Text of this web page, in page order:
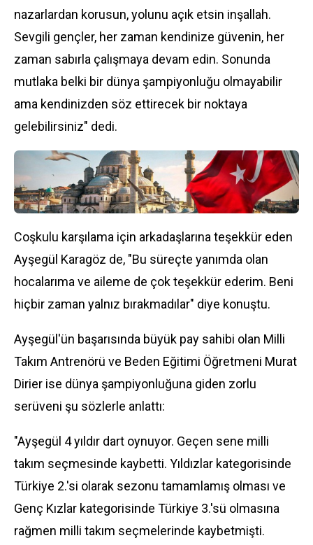
nazarlardan korusun, yolunu açık etsin inşallah.
Sevgili gençler, her zaman kendinize güvenin, her
zaman sabırla çalışmaya devam edin. Sonunda
mutlaka belki bir dünya şampiyonluğu olmayabilir
ama kendinizden söz ettirecek bir noktaya
gelebilirsiniz" dedi.
Coşkulu karşılama için arkadaşlarına teşekkür eden
Ayşegül Karagöz de, "Bu süreçte yanımda olan
hocalarıma ve aileme de çok teşekkür ederim. Beni
hiçbir zaman yalnız bırakmadılar" diye konuştu.
Ayşegül'ün başarısında büyük pay sahibi olan Milli
Takım Antrenörü ve Beden Eğitimi Öğretmeni Murat
Dirier ise dünya şampiyonluğuna giden zorlu
serüveni şu sözlerle anlattı:
"Ayşegül 4 yıldır dart oynuyor. Geçen sene milli
takım seçmesinde kaybetti. Yıldızlar kategorisinde
Türkiye 2.'si olarak sezonu tamamlamış olması ve
Genç Kızlar kategorisinde Türkiye 3.'sü olmasına
rağmen milli takım seçmelerinde kaybetmişti.